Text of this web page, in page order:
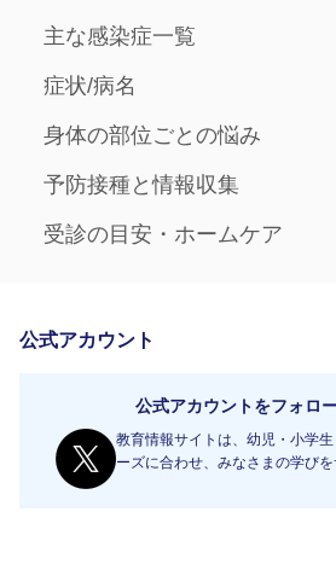
主な感染症一覧
症状/病名
身体の部位ごとの悩み
予防接種と情報収集
受診の目安・ホームケア
公式アカウント
公式アカウントをフォロ
教育情報サイトは、幼児・小学
ーズに合わせ、みなさまの学びを